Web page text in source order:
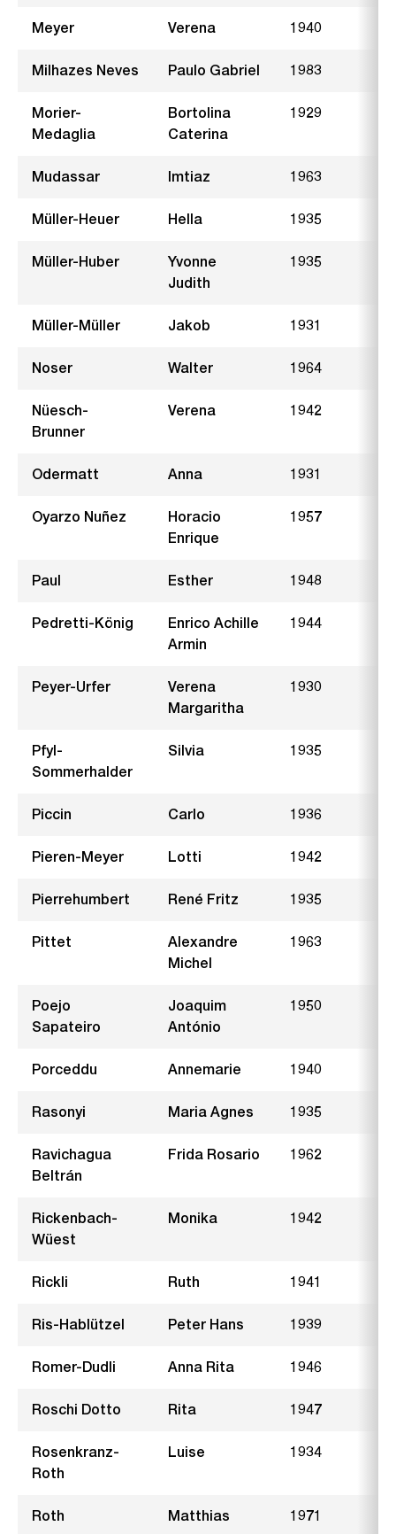
Meyer Verena 1940
Milhazes Neves Paulo Gabriel 1983
Morier-
Medaglia
Bortolina
Caterina
1929
Mudassar Imtiaz 1963
Müller-Heuer Hella 1935
Müller-Huber
Yvonne
Judith
1935
Müller-Müller Jakob 1931
Noser Walter 1964
Nüesch-
Brunner
Verena 1942
Odermatt Anna 1931
Oyarzo Nuñez
Horacio
Enrique
1957
Paul Esther 1948
Pedretti-König
Enrico Achille
Armin
1944
Peyer-Urfer
Verena
Margaritha
1930
Pfyl-
Sommerhalder
Silvia 1935
Piccin Carlo 1936
Pieren-Meyer Lotti 1942
Pierrehumbert René Fritz 1935
Pittet
Alexandre
Michel
1963
Poejo
Sapateiro
Joaquim
António
1950
Porceddu Annemarie 1940
Rasonyi Maria Agnes 1935
Ravichagua
Beltrán
Frida Rosario 1962
Rickenbach-
Wüest
Monika 1942
Rickli Ruth 1941
Ris-Hablützel Peter Hans 1939
Romer-Dudli Anna Rita 1946
Roschi Dotto Rita 1947
Rosenkranz-
Roth
Luise 1934
Roth Matthias 1971